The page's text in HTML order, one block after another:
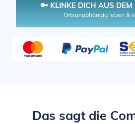
🔑 KLINKE DICH AUS DEM
Ortsunabhängig leben &
Das sagt die